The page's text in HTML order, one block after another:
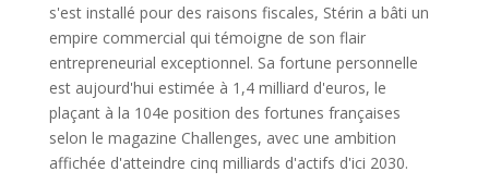
s'est installé pour des raisons fiscales, Stérin a bâti un
empire commercial qui témoigne de son flair
entrepreneurial exceptionnel. Sa fortune personnelle
est aujourd'hui estimée à 1,4 milliard d'euros, le
plaçant à la 104e position des fortunes françaises
selon le magazine Challenges, avec une ambition
affichée d'atteindre cinq milliards d'actifs d'ici 2030.